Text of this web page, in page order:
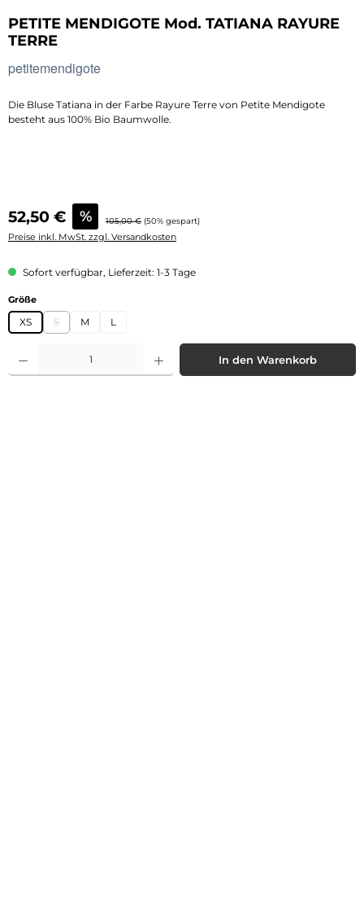
PETITE MENDIGOTE Mod. TATIANA RAYURE
TERRE
petitemendigote
Die Bluse Tatiana in der Farbe Rayure Terre von Petite Mendigote
besteht aus 100% Bio Baumwolle.
Verkaufspreis:
52,50 € % Regulärer Preis:
105,00 € (50% gespart)
Preise inkl. MwSt. zzgl. Versandkosten
Sofort verfügbar, Lieferzeit: 1-3 Tage
Größeauswählen
XS S
(Diese Option ist zurzeit nicht verfügbar.)
M L
Produkt Anzahl: Gib den gewünschten Wert ein oder benutze die
In den Warenkorb